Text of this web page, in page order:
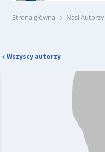
Strona główna Nasi Autorzy
Wszyscy autorzy